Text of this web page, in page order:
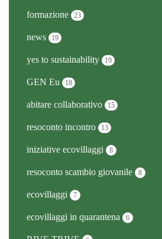
formazione 23
news 19
yes to sustainability 19
GEN Eu 18
abitare collaborativo 15
resoconto incontro 13
iniziative ecovillaggi 8
resoconto scambio giovanile 8
ecovillaggi 7
ecovillaggi in quarantena 6